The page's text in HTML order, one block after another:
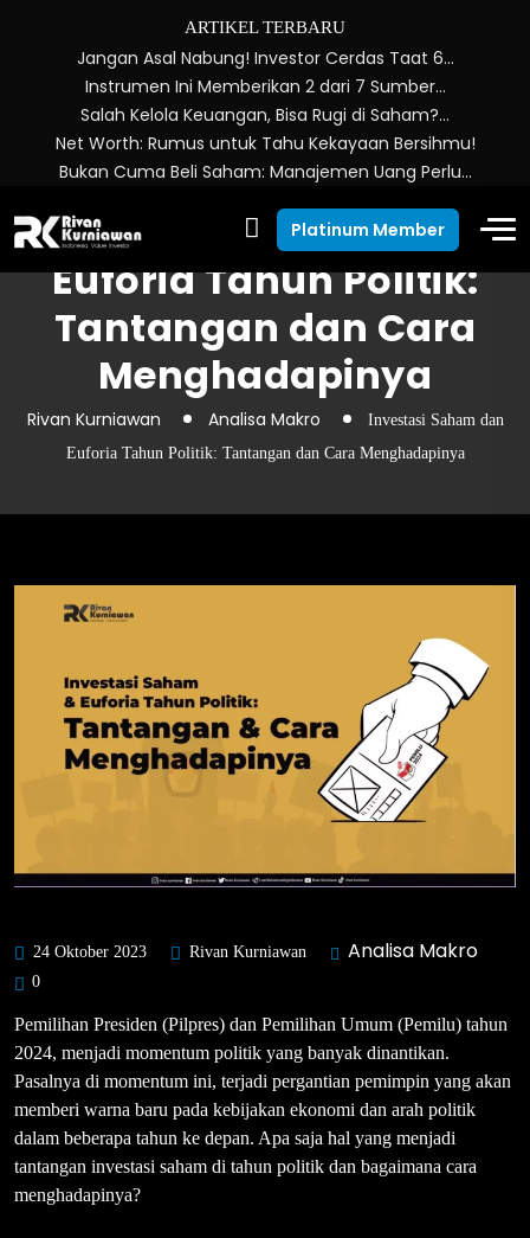
ARTIKEL TERBARU
Jangan Asal Nabung! Investor Cerdas Taat 6…
Instrumen Ini Memberikan 2 dari 7 Sumber…
Salah Kelola Keuangan, Bisa Rugi di Saham?…
Net Worth: Rumus untuk Tahu Kekayaan Bersihmu!
Bukan Cuma Beli Saham: Manajemen Uang Perlu…
Platinum Member
Investasi Saham dan
Euforia Tahun Politik:
Tantangan dan Cara
Menghadapinya
Rivan Kurniawan Analisa Makro
Investasi Saham dan
Euforia Tahun Politik: Tantangan dan Cara Menghadapinya
24 Oktober 2023 Rivan Kurniawan Analisa Makro
0
Pemilihan Presiden (Pilpres) dan Pemilihan Umum (Pemilu) tahun
2024, menjadi momentum politik yang banyak dinantikan.
Pasalnya di momentum ini, terjadi pergantian pemimpin yang akan
memberi warna baru pada kebijakan ekonomi dan arah politik
dalam beberapa tahun ke depan. Apa saja hal yang menjadi
tantangan investasi saham di tahun politik dan bagaimana cara
menghadapinya?